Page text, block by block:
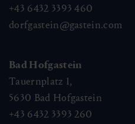
+43 6432 3393 460
dorfgastein@gastein.com
Bad Hofgastein
Tauernplatz 1,
5630 Bad Hofgastein
+43 6432 3393 260